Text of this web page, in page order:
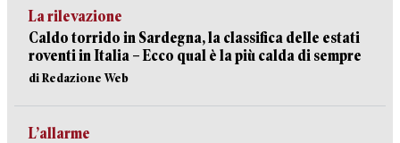
La rilevazione
Caldo torrido in Sardegna, la classifica delle estati
roventi in Italia – Ecco qual è la più calda di sempre
di Redazione Web
L’allarme